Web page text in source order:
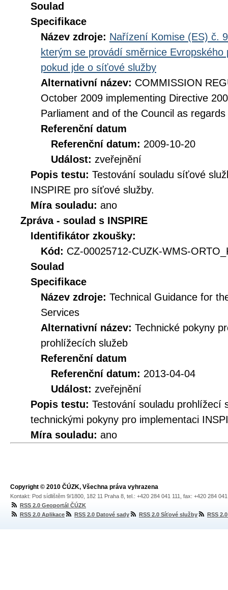
Soulad
Specifikace
Název zdroje: Nařízení Komise (ES) č.
kterým se provádí směrnice
pokud jde o síťové služby
Alternativní název: COMMISSION
October 2009 implementing Directive
Parliament and of the Council as
Referenční datum
Referenční datum: 2009-10-20
Událost: zveřejnění
Popis testu: Testování souladu síťové
INSPIRE pro síťové služby.
Míra souladu: ano
Zpráva - soulad s INSPIRE
Identifikátor zkoušky:
Kód: CZ-00025712-CUZK-WMS-
Soulad
Specifikace
Název zdroje: Technical Guidance for
Services
Alternativní název: Technické pokyny
prohlížecích služeb
Referenční datum
Referenční datum: 2013-04-04
Událost: zveřejnění
Popis testu: Testování souladu prohlížecí
technickými pokyny pro implementaci
Míra souladu: ano
Copyright © 2010 ČÚZK, Všechna práva vyhrazena
Kontakt: Pod sídlištěm 9/1800, 182 11 Praha 8, tel.: +420 284 041 111, fax: +420 284
RSS 2.0 Geoportál ČÚZK
RSS 2.0 Aplikace
RSS 2.0 Datové sady RSS 2.0 Síťové služby RSS